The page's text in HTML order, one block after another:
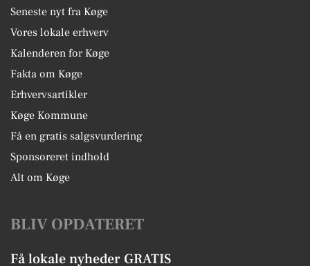
Seneste nyt fra Køge
Vores lokale erhverv
Kalenderen for Køge
Fakta om Køge
Erhvervsartikler
Køge Kommune
Få en gratis salgsvurdering
Sponsoreret indhold
Alt om Køge
BLIV OPDATERET
Få lokale nyheder GRATIS